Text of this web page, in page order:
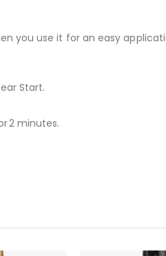
you use it for an easy
Start.
2 minutes.